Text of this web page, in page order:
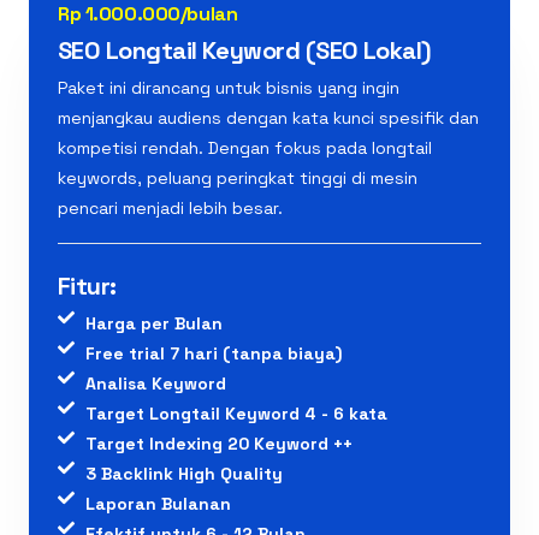
Rp 1.000.000/bulan
SEO Longtail Keyword (SEO Lokal)
Paket ini dirancang untuk bisnis yang ingin
menjangkau audiens dengan kata kunci spesifik dan
kompetisi rendah. Dengan fokus pada longtail
keywords, peluang peringkat tinggi di mesin
pencari menjadi lebih besar.
Fitur:
Harga per Bulan
Free trial 7 hari (tanpa biaya)
Analisa Keyword
Target Longtail Keyword 4 - 6 kata
Target Indexing 20 Keyword ++
3 Backlink High Quality
Laporan Bulanan